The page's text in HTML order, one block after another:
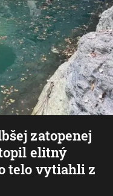
zatopenej
elitný
telo vytiahli z